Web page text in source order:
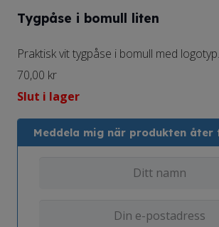
Tygpåse i bomull liten
Praktisk vit tygpåse i bomull med logotyp.
70,00 kr
Slut i lager
Meddela mig när produkten åter